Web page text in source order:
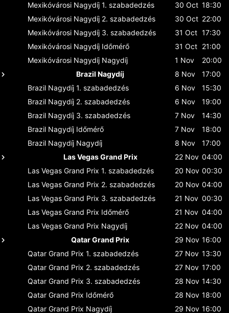
Mexikóvárosi Nagydíj 1. szabadedzés 30 Oct 18:30
Mexikóvárosi Nagydíj 2. szabadedzés 30 Oct 22:00
Mexikóvárosi Nagydíj 3. szabadedzés 31 Oct 17:30
Mexikóvárosi Nagydíj Időmérő 31 Oct 21:00
Mexikóvárosi Nagydíj Nagydíj 1 Nov
20:00
Brazil Nagydíj
8 Nov
17:00
Brazil Nagydíj 1. szabadedzés 6 Nov
15:30
Brazil Nagydíj 2. szabadedzés 6 Nov
19:00
Brazil Nagydíj 3. szabadedzés 7 Nov
14:30
Brazil Nagydíj Időmérő 7 Nov
18:00
Brazil Nagydíj Nagydíj 8 Nov
17:00
Las Vegas Grand Prix
22 Nov 04:00
Las Vegas Grand Prix 1. szabadedzés 20 Nov 00:30
Las Vegas Grand Prix 2. szabadedzés 20 Nov 04:00
Las Vegas Grand Prix 3. szabadedzés 21 Nov 00:30
Las Vegas Grand Prix Időmérő 21 Nov 04:00
Las Vegas Grand Prix Nagydíj 22 Nov 04:00
Qatar Grand Prix
29 Nov 16:00
Qatar Grand Prix 1. szabadedzés 27 Nov 13:30
Qatar Grand Prix 2. szabadedzés 27 Nov 17:00
Qatar Grand Prix 3. szabadedzés 28 Nov 14:30
Qatar Grand Prix Időmérő 28 Nov 18:00
Qatar Grand Prix Nagydíj 29 Nov 16:00